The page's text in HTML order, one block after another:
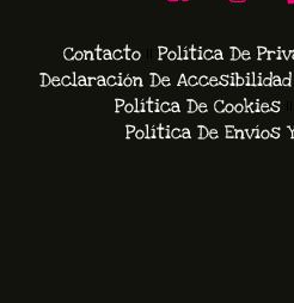
Contacto Política De
Declaración De Accesibilidad
Política De Cookies
Política De Envíos